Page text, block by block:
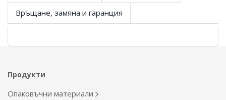
Връщане, замяна и гаранция
Продукти
Опаковъчни материали